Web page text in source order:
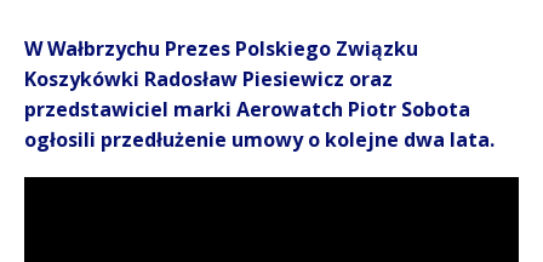
W Wałbrzychu Prezes Polskiego Związku
Koszykówki Radosław Piesiewicz oraz
przedstawiciel marki Aerowatch Piotr Sobota
ogłosili przedłużenie umowy o kolejne dwa lata.